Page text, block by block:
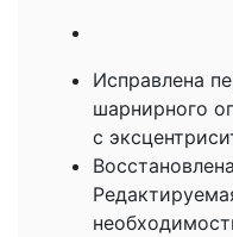
Исправлена
шарнирного
с